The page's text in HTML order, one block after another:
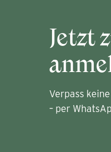
Jetzt
Verpass
– per